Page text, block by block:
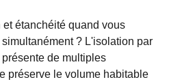
étanchéité quand vous
? L'isolation par
de multiples
préserve le volume habitable